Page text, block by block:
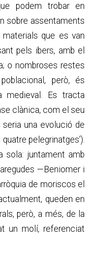
podem trobar en
sobre assentaments
que es van
pels ibers, amb el
o nombroses restes
però, és
medieval. Es tracta
clànica, com el seu
una evolució de
pelegrinatges’).
sola: juntament amb
—Beniomer i
de moriscos el
queden en
però, a més, de la
un molí, referenciat